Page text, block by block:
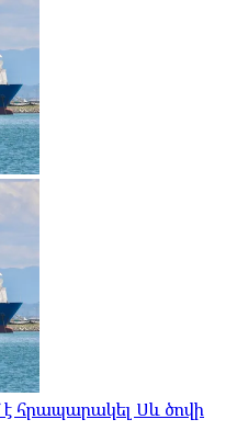
հրապարակել Սև ծովի